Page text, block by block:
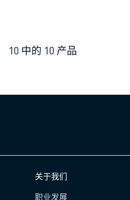
10 中的 10 产品
关于我们
职业发展